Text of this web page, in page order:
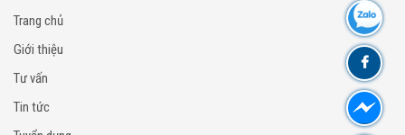
Trang chủ
Giới thiệu
Tư vấn
Tin tức